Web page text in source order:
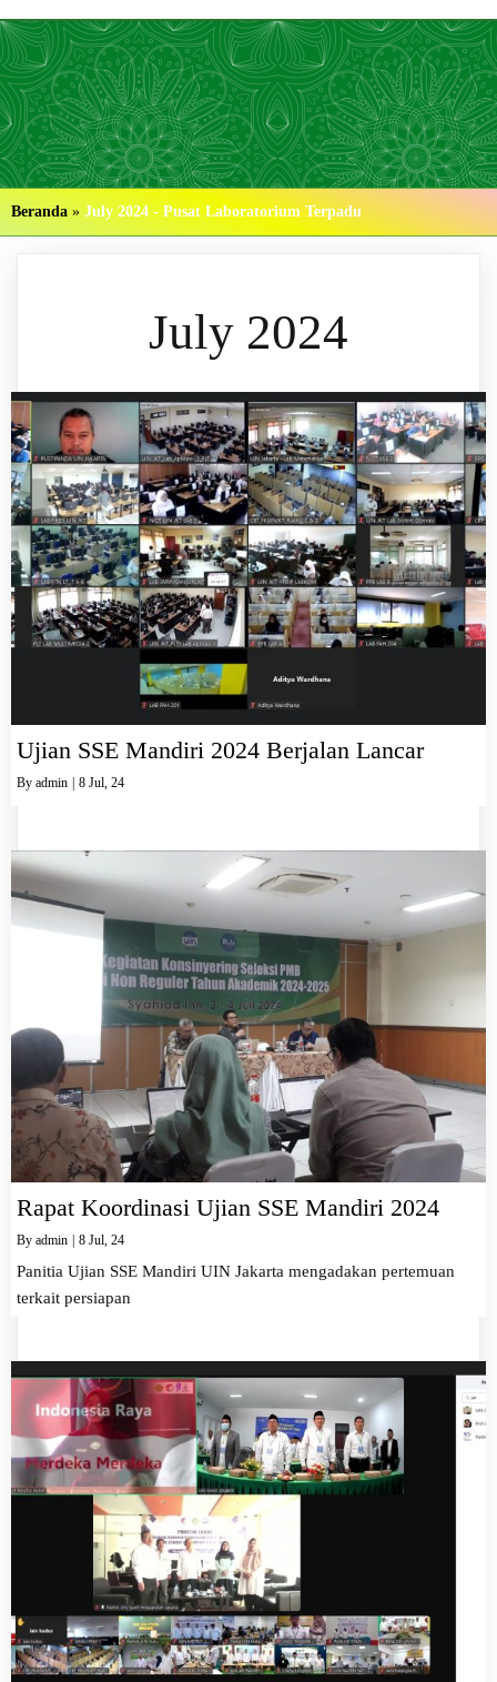
Beranda » July 2024 - Pusat Laboratorium Terpadu
July 2024
Ujian SSE Mandiri 2024 Berjalan Lancar
By admin | 8 Jul, 24
Rapat Koordinasi Ujian SSE Mandiri 2024
By admin 8 Jul, 24
Panitia Ujian SSE Mandiri UIN Jakarta mengadakan pertemuan
terkait persiapan